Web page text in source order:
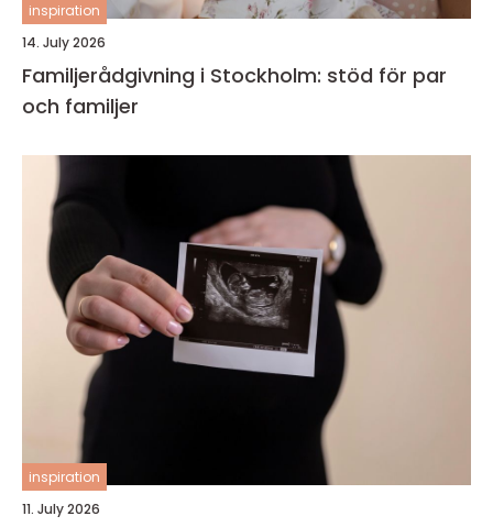
inspiration
14. July 2026
Familjerådgivning i Stockholm: stöd för par
och familjer
inspiration
11. July 2026